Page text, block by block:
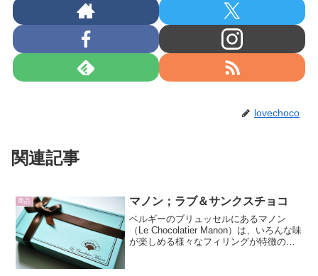
lovechoco
関連記事
商品 マノン；ラブ＆サンクスチョコ
ベルギーのブリュッセルにあるマノン
（Le Chocolatier Manon）は、いろんな味
が楽しめる様々なフィリングが特徴のチ